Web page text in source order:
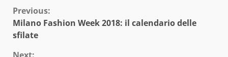
Continue
Reading
Previous:
Milano Fashion Week 2018: il calendario delle
sfilate